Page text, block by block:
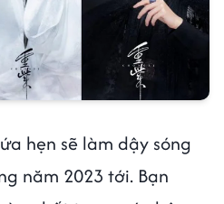
hẹn sẽ làm dậy sóng
năm 2023 tới. Bạn